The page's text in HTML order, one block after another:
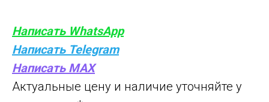
Написать WhatsApp
Написать Telegram
Написать MAX
Актуальные цену и наличие уточняйте у